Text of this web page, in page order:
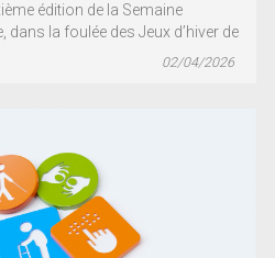
édition de la Semaine
la foulée des Jeux d’hiver de
02/04/2026